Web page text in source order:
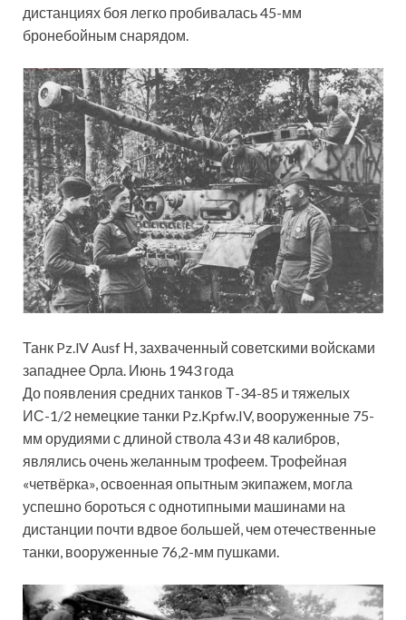
дистанциях боя легко пробивалась 45-мм
бронебойным снарядом.
Танк Pz.lV Ausf Н, захваченный советскими войсками
западнее Орла. Июнь 1943 года
До появления средних танков Т-34-85 и тяжелых
ИС-1/2 немецкие танки Pz.Kpfw.IV, вооруженные 75-
мм орудиями с длиной ствола 43 и 48 калибров,
являлись очень желанным трофеем. Трофейная
«четвёрка», освоенная опытным экипажем, могла
успешно бороться с однотипными машинами на
дистанции почти вдвое большей, чем отечественные
танки, вооруженные 76,2-мм пушками.